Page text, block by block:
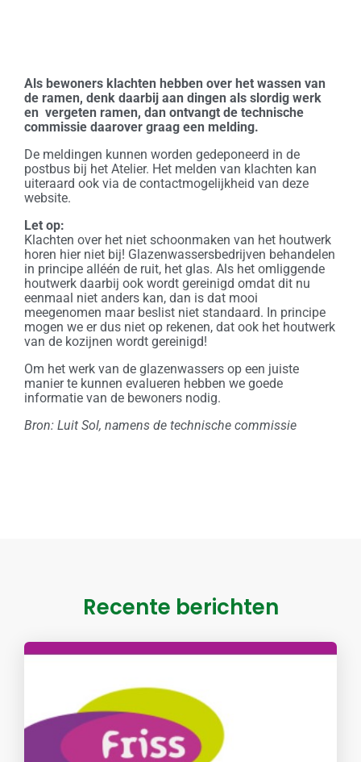
Als bewoners klachten hebben over het wassen van
de ramen, denk daarbij aan dingen als slordig werk
en vergeten ramen, dan ontvangt de technische
commissie daarover graag een melding.
De meldingen kunnen worden gedeponeerd in de
postbus bij het Atelier. Het melden van klachten kan
uiteraard ook via de contactmogelijkheid van deze
website.
Let op:
Klachten over het niet schoonmaken van het houtwerk
horen hier niet bij! Glazenwassersbedrijven behandelen
in principe alléén de ruit, het glas. Als het omliggende
houtwerk daarbij ook wordt gereinigd omdat dit nu
eenmaal niet anders kan, dan is dat mooi
meegenomen maar beslist niet standaard. In principe
mogen we er dus niet op rekenen, dat ook het houtwerk
van de kozijnen wordt gereinigd!
Om het werk van de glazenwassers op een juiste
manier te kunnen evalueren hebben we goede
informatie van de bewoners nodig.
Bron: Luit Sol, namens de technische commissie
Recente berichten